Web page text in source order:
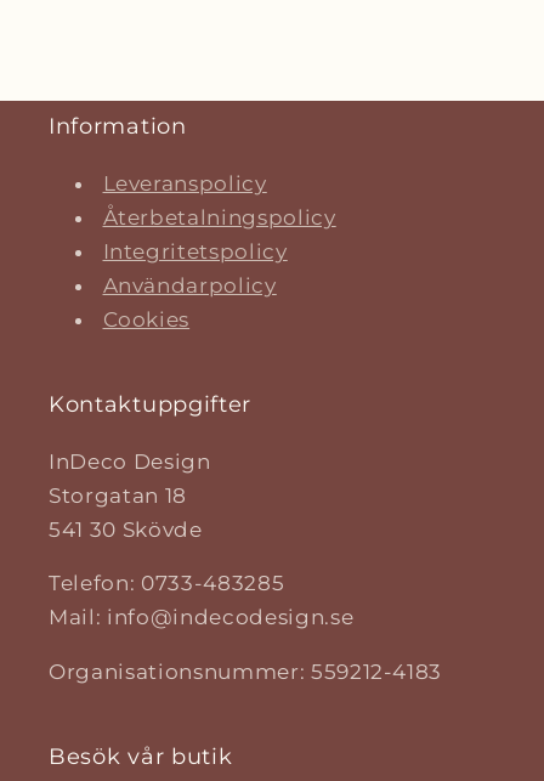
Information
Leveranspolicy
Återbetalningspolicy
Integritetspolicy
Användarpolicy
Cookies
Kontaktuppgifter
InDeco Design
Storgatan 18
541 30 Skövde
Telefon: 0733-483285
Mail: info@indecodesign.se
Organisationsnummer: 559212-4183
Besök vår butik